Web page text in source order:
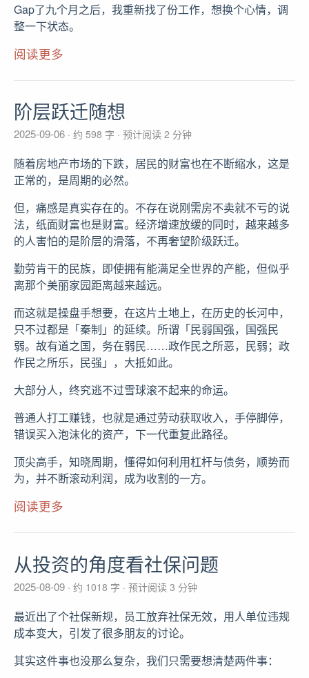
Gap了九个月之后，我重新找了份工作，想换个心情，调
整一下状态。
阅读更多
阶层跃迁随想
2025-09-06 约 598 字 预计阅读 2 分钟
随着房地产市场的下跌，居民的财富也在不断缩水，这是
正常的，是周期的必然。
但，痛感是真实存在的。不存在说刚需房不卖就不亏的说
法，纸面财富也是财富。经济增速放缓的同时，越来越多
的人害怕的是阶层的滑落，不再奢望阶级跃迁。
勤劳肯干的民族，即使拥有能满足全世界的产能，但似乎
离那个美丽家园距离越来越远。
而这就是操盘手想要，在这片土地上，在历史的长河中，
只不过都是「秦制」的延续。所谓「民弱国强，国强民
弱。故有道之国，务在弱民……政作民之所恶，民弱；政
作民之所乐，民强」，大抵如此。
大部分人，终究逃不过雪球滚不起来的命运。
普通人打工赚钱，也就是通过劳动获取收入，手停脚停，
错误买入泡沫化的资产，下一代重复此路径。
顶尖高手，知晓周期，懂得如何利用杠杆与债务，顺势而
为，并不断滚动利润，成为收割的一方。
阅读更多
从投资的角度看社保问题
2025-08-09 约 1018 字 预计阅读 3 分钟
最近出了个社保新规，员工放弃社保无效，用人单位违规
成本变大，引发了很多朋友的讨论。
其实这件事也没那么复杂，我们只需要想清楚两件事：